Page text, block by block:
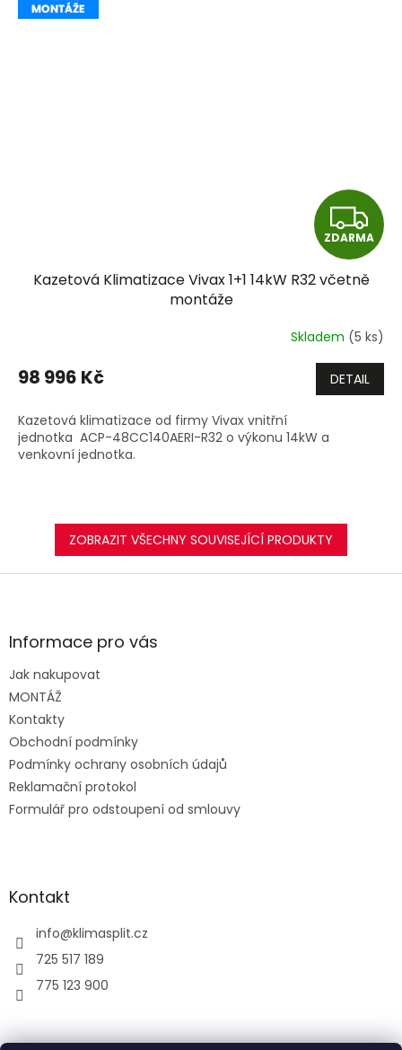
Z
D
A
R
M
A
ZDARMA
Kazetová Klimatizace Vivax 1+1 14kW R32 včetně
montáže
Skladem (5 ks)
98 996 Kč DETAIL
Kazetová klimatizace od firmy Vivax vnitřní
jednotka ACP-48CC140AERI-R32 o výkonu 14kW a
venkovní jednotka.
ZOBRAZIT VŠECHNY SOUVISEJÍCÍ PRODUKTY
Z
aInformace pro vás
Jak nakupovat
MONTÁŽ
Kontakty
Obchodní podmínky
Podmínky ochrany osobních údajů
Reklamační protokol
Formulář pro odstoupení od smlouvy
Kontakt
info@klimasplit.cz
725 517 189
775 123 900